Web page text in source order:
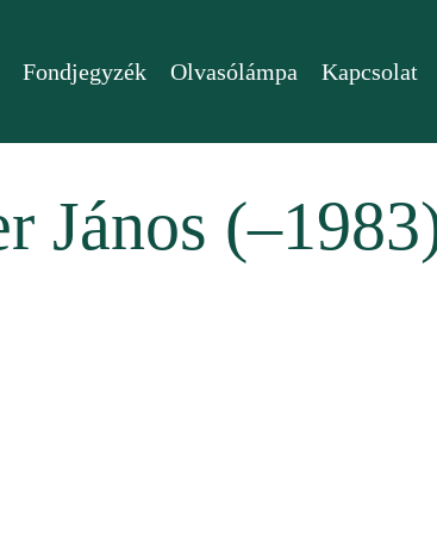
Fondjegyzék Olvasólámpa Kapcsolat